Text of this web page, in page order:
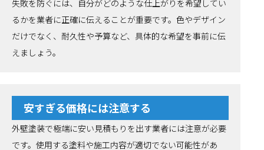
失敗を防ぐには、自分がどのような仕上がりを希望してい
るかを業者に正確に伝えることが重要です。色やデザイン
だけでなく、耐久性や予算など、具体的な希望を事前に伝
えましょう。
安すぎる価格には注意する
外壁塗装で極端に安い見積もりを出す業者には注意が必要
です。使用する塗料や施工内容が適切でない可能性があ